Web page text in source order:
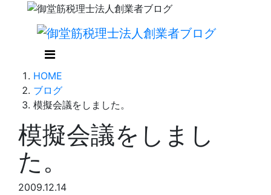
HOME
ブログ
模擬会議をしました。
模擬会議をしまし
た。
2009.12.14